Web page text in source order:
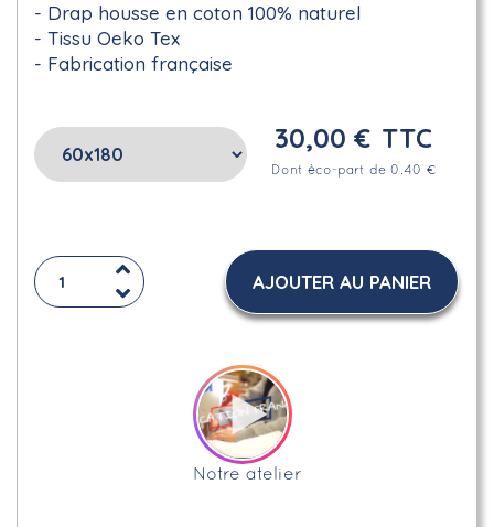
Drap housse en coton 100% naturel
Tissu Oeko Tex
Fabrication française
30,00 € TTC
Dont éco-part de 0.40 €
AJOUTER AU PANIER
Notre atelier